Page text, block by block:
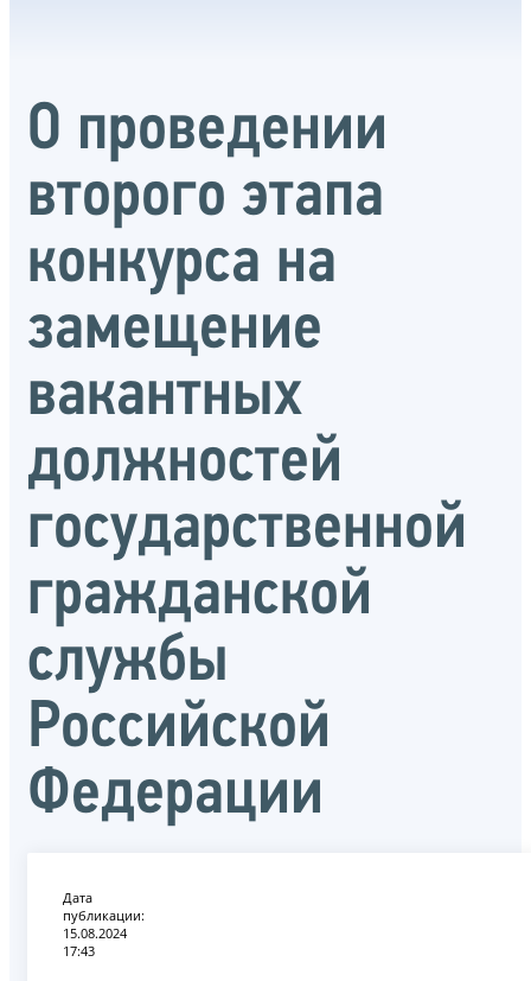
О проведении
второго этапа
конкурса на
замещение
вакантных
должностей
государственной
гражданской
службы
Российской
Федерации
Дата
публикации:
15.08.2024
17:43